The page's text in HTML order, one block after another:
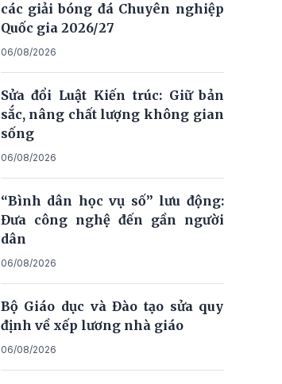
các giải bóng đá Chuyên nghiệp
Quốc gia 2026/27
06/08/2026
Sửa đổi Luật Kiến trúc: Giữ bản
sắc, nâng chất lượng không gian
sống
06/08/2026
“Bình dân học vụ số” lưu động:
Đưa công nghệ đến gần người
dân
06/08/2026
Bộ Giáo dục và Đào tạo sửa quy
định về xếp lương nhà giáo
06/08/2026